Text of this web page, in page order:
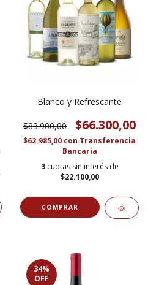
Blanco y Refrescante
$83.900,00 $66.300,00
$62.985,00 con Transferencia
Bancaria
3 cuotas sin interés de
$22.100,00
34%
OFF